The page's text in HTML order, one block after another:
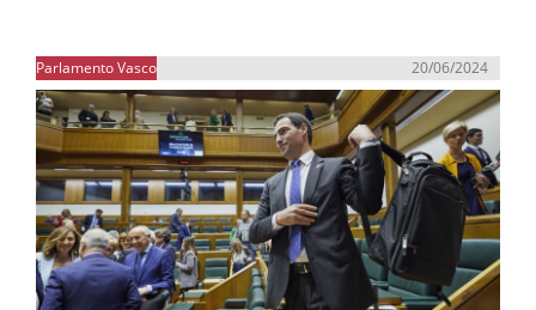
Parlamento Vasco 20/06/2024